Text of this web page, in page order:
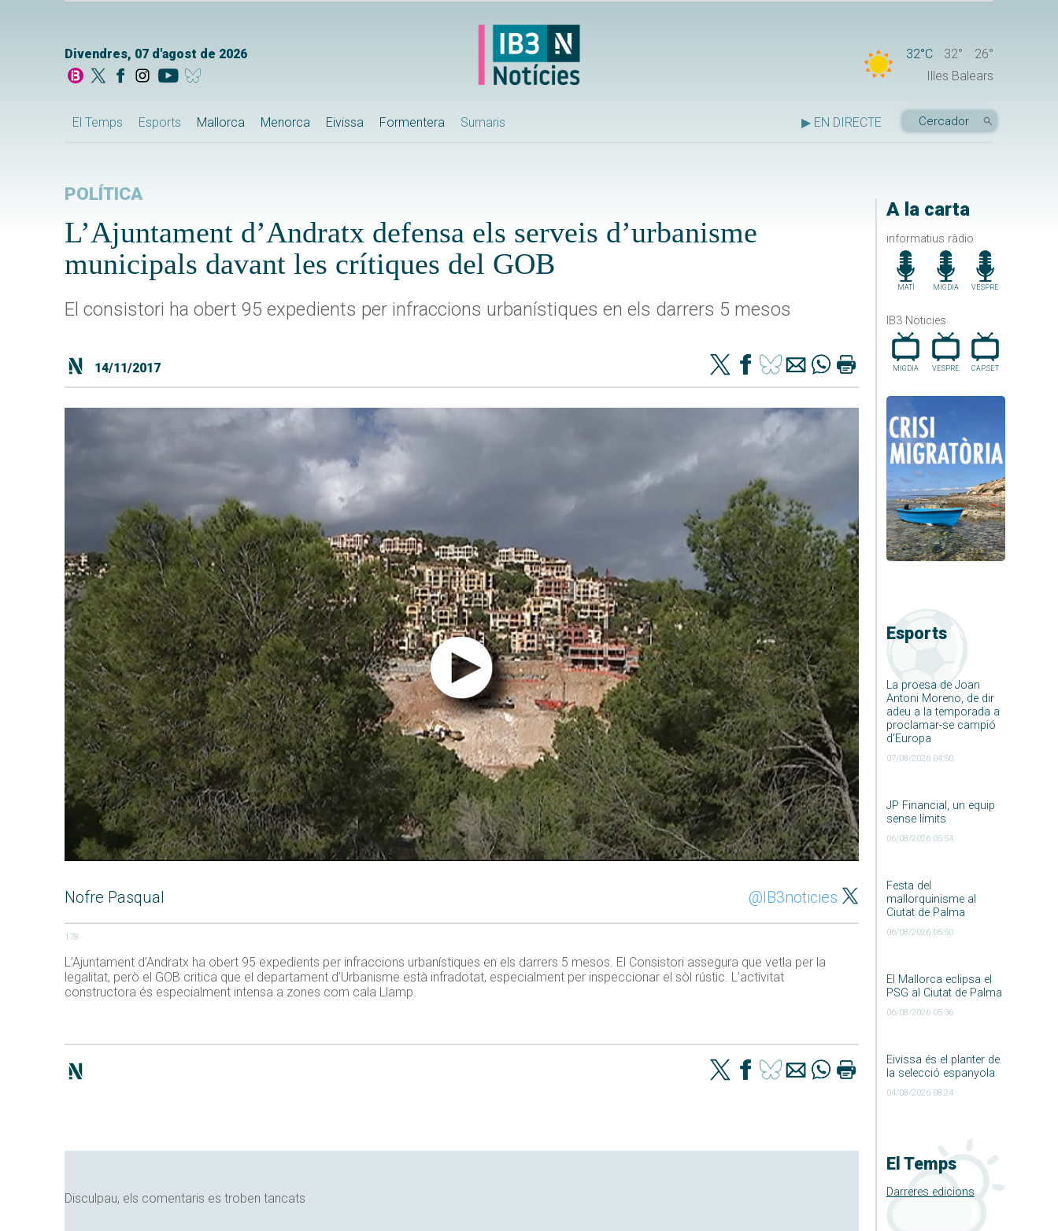
Divendres, 07 d'agost de 2026 32°C 32°
26°
Illes Balears
El Temps Esports Mallorca Menorca Eivissa Formentera Sumaris ▶ EN DIRECTE
A la carta
informatius ràdio
MATÍ MIGDIA VESPRE
IB3 Noticies
MIGDIA VESPRE CAP.SET
Esports
La proesa de Joan
Antoni Moreno, de dir
adeu a la temporada a
proclamar-se campió
d’Europa
07/08/2026 04:50
JP Financial, un equip
sense límits
06/08/2026 05:54
Festa del
mallorquinisme al
Ciutat de Palma
06/08/2026 05:50
El Mallorca eclipsa el
PSG al Ciutat de Palma
06/08/2026 05:36
Eivissa és el planter de
la selecció espanyola
04/08/2026 08:24
El Temps
Darreres edicions
POLÍTICA
L’Ajuntament d’Andratx defensa els serveis d’urbanisme
municipals davant les crítiques del GOB
El consistori ha obert 95 expedients per infraccions urbanístiques en els darrers 5 mesos
14/11/2017
Nofre Pasqual @IB3noticies
178
L’Ajuntament d’Andratx ha obert 95 expedients per infraccions urbanístiques en els darrers 5 mesos. El Consistori assegura que vetla per la
legalitat, però el GOB critica que el departament d’Urbanisme està infradotat, especialment per inspeccionar el sòl rústic. L’activitat
constructora és especialment intensa a zones com cala Llamp.
Disculpau, els comentaris es troben tancats